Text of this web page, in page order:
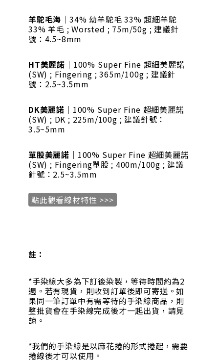
羊駝毛海 ｜34% 幼羊駝毛 33% 超細羊駝
33% 羊毛 ; Worsted ; 75m/50g ; 建議針
號：4.5~8mm
HT美麗諾 ｜100% Super Fine 超細美麗諾
(SW) ; Fingering ; 365m/100g ; 建議針
號：2.5~3.5mm
DK美麗諾 ｜100% Super Fine 超細美麗諾
(SW) ; DK ; 225m/100g ; 建議針號：
3.5~5mm
單股美麗諾 ｜100% Super Fine 超細美麗諾
(SW) ; Fingering單股 ; 400m/100g ; 建議
針號：2.5~3.5mm
點此觀看線材特性 >>>
註：
*手染線大多為下訂後染製，等待時間約為2
週。若有現貨，則收到訂單後即可寄送。如
果同一筆訂單中有需等待的手染線商品，則
整批貨會在手染線完成後才一起出貨，請見
諒。
*我們的手染線是以麻花捲的形式捲起，需要
捲線後才可以使用。